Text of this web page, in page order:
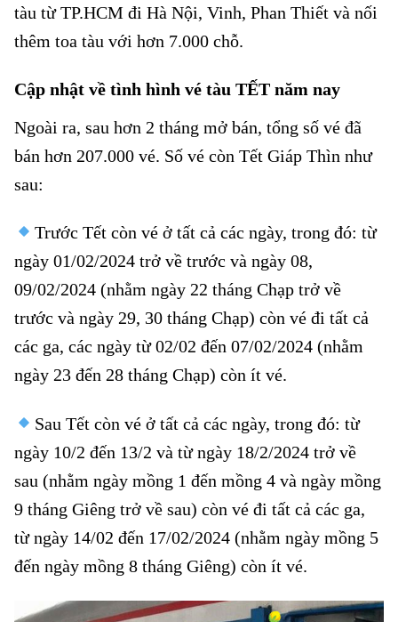
tàu từ TP.HCM đi Hà Nội, Vinh, Phan Thiết và nối
thêm toa tàu với hơn 7.000 chỗ.
Cập nhật về tình hình vé tàu TẾT năm nay
Ngoài ra, sau hơn 2 tháng mở bán, tổng số vé đã
bán hơn 207.000 vé. Số vé còn Tết Giáp Thìn như
sau:
Trước Tết còn vé ở tất cả các ngày, trong đó: từ
ngày 01/02/2024 trở về trước và ngày 08,
09/02/2024 (nhằm ngày 22 tháng Chạp trở về
trước và ngày 29, 30 tháng Chạp) còn vé đi tất cả
các ga, các ngày từ 02/02 đến 07/02/2024 (nhằm
ngày 23 đến 28 tháng Chạp) còn ít vé.
Sau Tết còn vé ở tất cả các ngày, trong đó: từ
ngày 10/2 đến 13/2 và từ ngày 18/2/2024 trở về
sau (nhằm ngày mồng 1 đến mồng 4 và ngày mồng
9 tháng Giêng trở về sau) còn vé đi tất cả các ga,
từ ngày 14/02 đến 17/02/2024 (nhằm ngày mồng 5
đến ngày mồng 8 tháng Giêng) còn ít vé.